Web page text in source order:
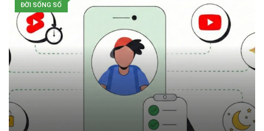
ĐỜI SỐNG SỐ